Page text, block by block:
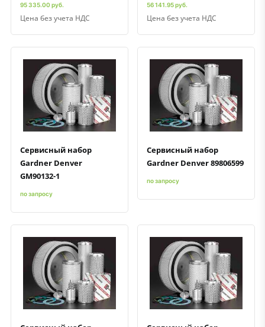
95 335.00 руб.
Цена без учета НДС
56 141.95 руб.
Цена без учета НДС
Быстрый просмотрДобавить к сравнению
Добавить в избранное
Сервисный набор
Gardner Denver
GM90132-1
по запросу
Быстрый просмотрДобавить к сравнению
Добавить в избранное
Сервисный набор
Gardner Denver 89806599
по запросу
Быстрый просмотрДобавить к сравнению
Добавить в избранное Быстрый просмотрДобавить к сравнению
Добавить в избранное